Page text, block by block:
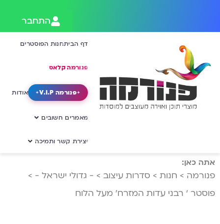
התחבר
דף הביתחנות הפוסטרים
פנורמה קלאס
פנורמה V.I.P אודות
מאמרים חשובים
יצירת קשר ותמיכה
אתה כאן:
פנורמה > חנות > סדרות עיצוב > - גדולי ישראל - >
פוסטר ‘ רבני עדות המזרח’ מעל הלוח